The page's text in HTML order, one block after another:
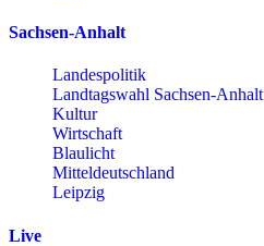
Sachsen-Anhalt
Landespolitik
Landtagswahl Sachsen-Anhalt
Kultur
Wirtschaft
Blaulicht
Mitteldeutschland
Leipzig
Live